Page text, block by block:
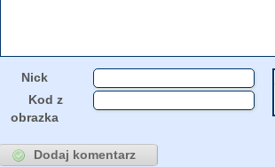
Nick
Kod z
obrazka